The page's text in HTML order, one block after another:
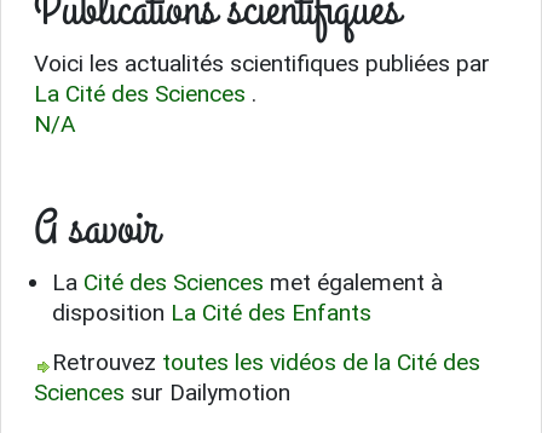
Voici les actualités scientifiques publiées par
La Cité des Sciences .
N/A
A savoir
La Cité des Sciences met également à
disposition La Cité des Enfants
Retrouvez toutes les vidéos de la Cité des
Sciences sur Dailymotion